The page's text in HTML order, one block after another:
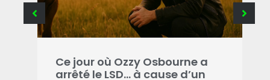
Ce jour où Ozzy Osbourne a
arrêté le LSD… à cause d’un